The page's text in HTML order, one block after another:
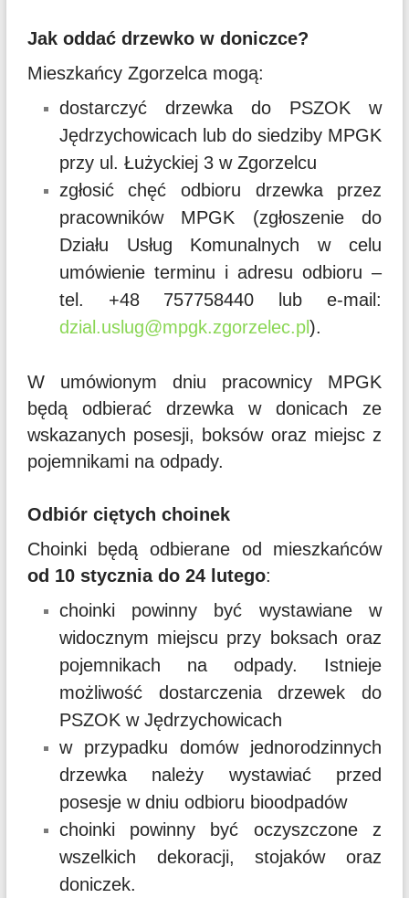
Jak oddać drzewko w doniczce?
Mieszkańcy Zgorzelca mogą:
dostarczyć drzewka do PSZOK w
Jędrzychowicach lub do siedziby MPGK
przy ul. Łużyckiej 3 w Zgorzelcu
zgłosić chęć odbioru drzewka przez
pracowników MPGK (zgłoszenie do
Działu Usług Komunalnych w celu
umówienie terminu i adresu odbioru –
tel. +48 757758440 lub e-mail:
dzial.uslug@mpgk.zgorzelec.pl).
W umówionym dniu pracownicy MPGK
będą odbierać drzewka w donicach ze
wskazanych posesji, boksów oraz miejsc z
pojemnikami na odpady.
Odbiór ciętych choinek
Choinki będą odbierane od mieszkańców
od 10 stycznia do 24 lutego:
choinki powinny być wystawiane w
widocznym miejscu przy boksach oraz
pojemnikach na odpady. Istnieje
możliwość dostarczenia drzewek do
PSZOK w Jędrzychowicach
w przypadku domów jednorodzinnych
drzewka należy wystawiać przed
posesje w dniu odbioru bioodpadów
choinki powinny być oczyszczone z
wszelkich dekoracji, stojaków oraz
doniczek.